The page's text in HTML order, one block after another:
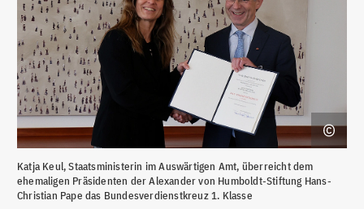
Katja Keul, Staatsministerin im Auswärtigen Amt, überreicht dem
ehemaligen Präsidenten der Alexander von Humboldt-Stiftung Hans-
Christian Pape das Bundesverdienstkreuz 1. Klasse